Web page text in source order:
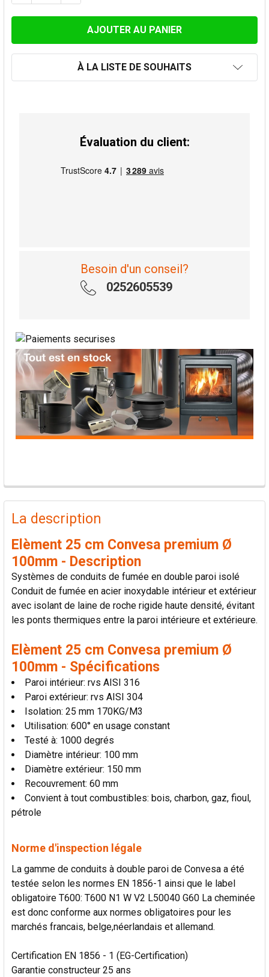
À LA LISTE DE SOUHAITS
Évaluation du client:
Besoin d'un conseil?
0252605539
PRODUITS
FRÉQUEMMENT
ACHETÉS
SÉLECTIONNER
LA
La description
Elèment 25 cm Convesa premium Ø
100mm - Description
Systèmes de conduits de fumée en double paroi isolé
Conduit de fumée en acier inoxydable intérieur et extérieur
avec isolant de laine de roche rigide haute densité, évitant
les ponts thermiques entre la paroi intérieure et extérieure.
Elèment 25 cm Convesa premium Ø
100mm - Spécifications
Paroi intérieur: rvs AISI 316
Paroi extérieur: rvs AISI 304
Isolation: 25 mm 170KG/M3
Utilisation: 600° en usage constant
Testé à: 1000 degrés
Diamètre intérieur: 100 mm
Diamètre extérieur: 150 mm
Recouvrement: 60 mm
Convient à tout combustibles: bois, charbon, gaz, fioul,
pétrole
Norme d'inspection légale
La gamme de conduits à double paroi de Convesa a été
testée selon les normes EN 1856-1 ainsi que le label
obligatoire T600: T600 N1 W V2 L50040 G60 La cheminée
est donc conforme aux normes obligatoires pour les
marchés francais, belge,néerlandais et allemand.
Certification EN 1856 - 1 (EG-Certification)
Garantie constructeur 25 ans